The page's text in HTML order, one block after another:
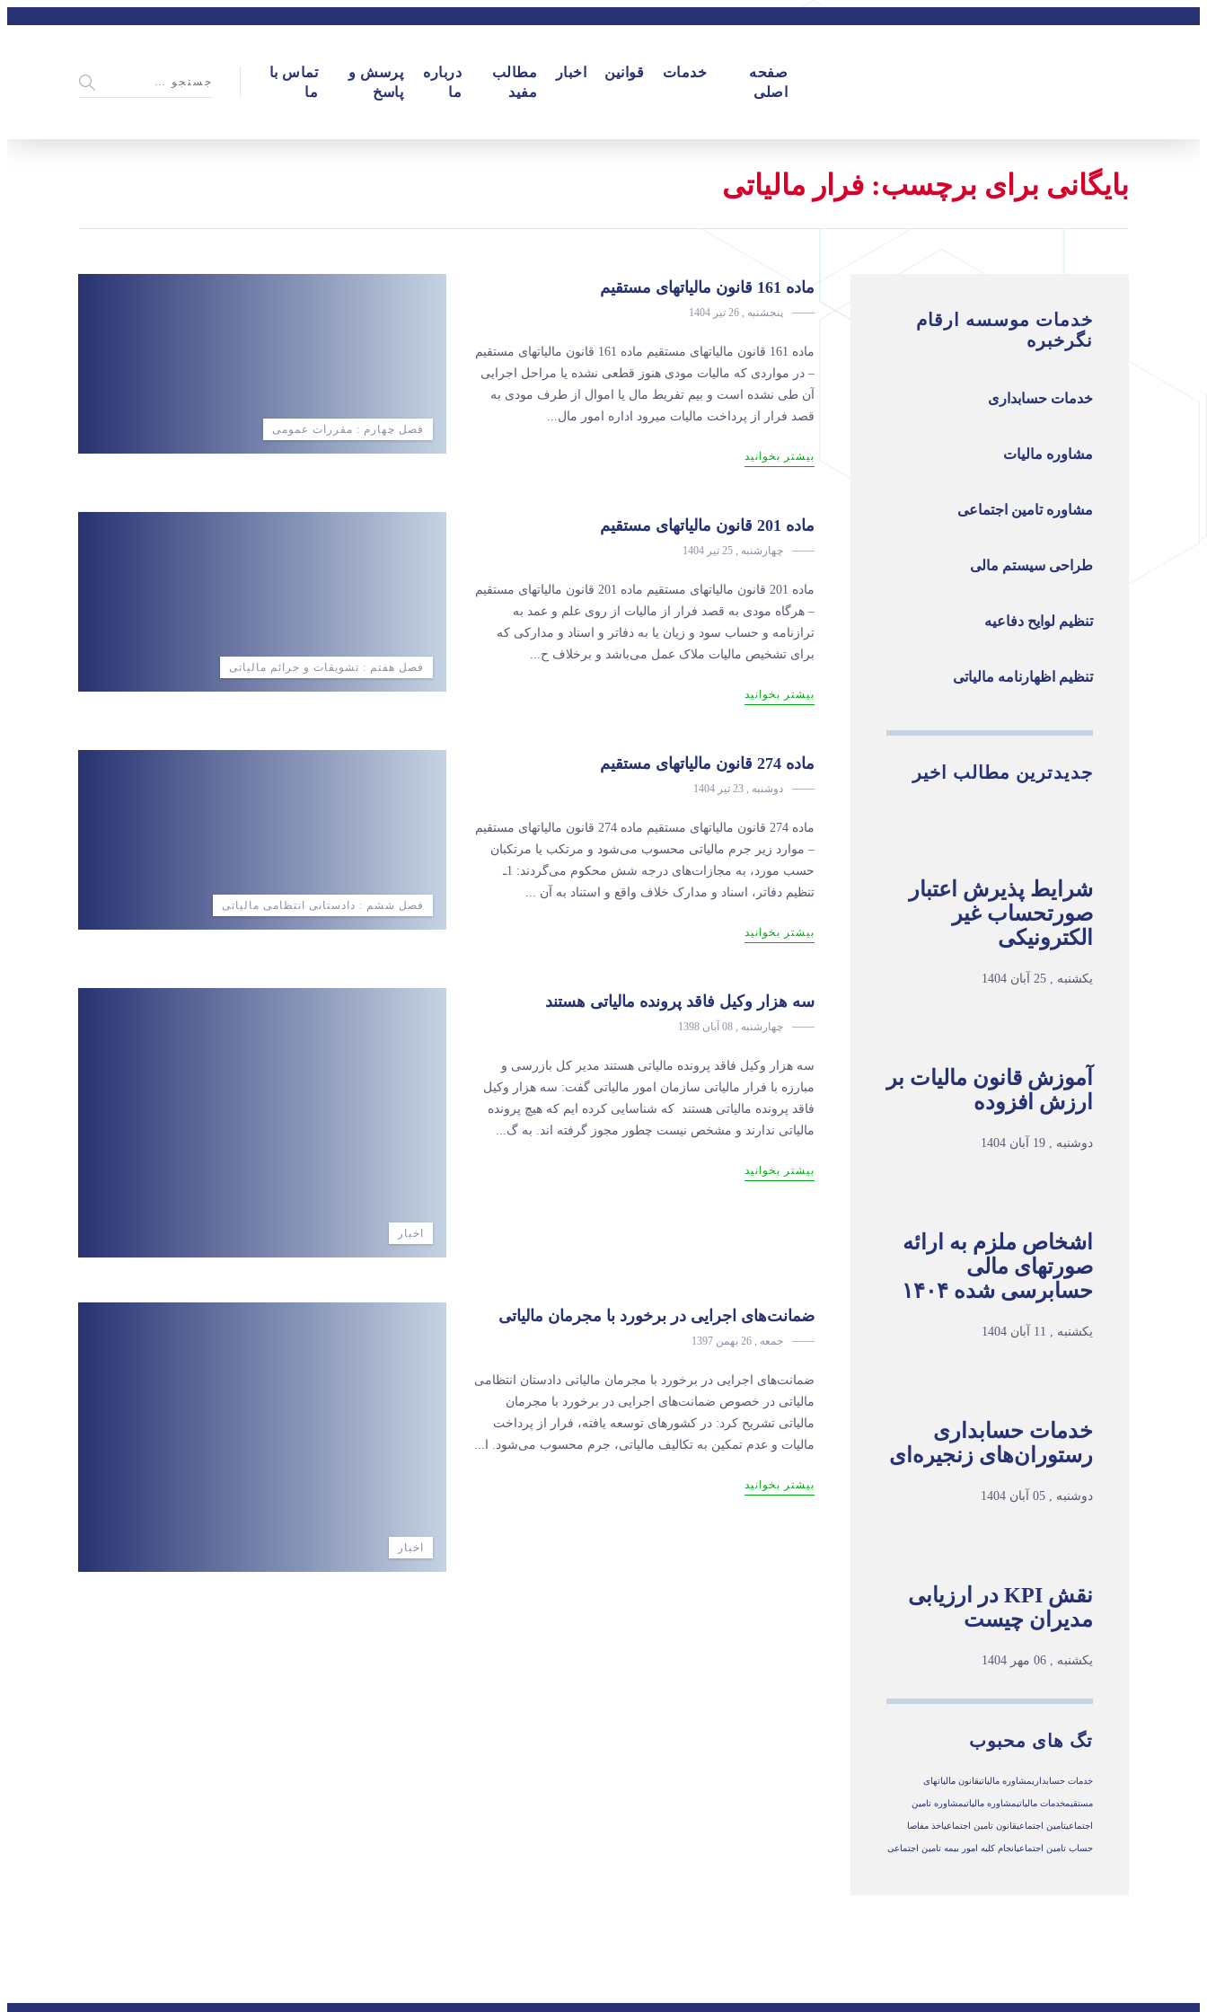
صفحه
اصلی
خدمات قوانین اخبار
مطالب
مفید
درباره
ما
پرسش و
پاسخ
تماس با
ما
بایگانی برای برچسب: فرار مالیاتی
فصل چهارم : مقررات عمومی
ماده 161 قانون مالیاتهای مستقیم
پنجشنبه , 26 تیر 1404
ماده 161 قانون مالیاتهای مستقیم ماده 161 قانون مالیاتهای مستقیم
– در مواردی که مالیات مودی هنوز قطعی نشده یا مراحل اجرایی
آن طی نشده است و بیم تفریط مال یا اموال از طرف مودی به
قصد فرار از پرداخت مالیات می­رود اداره امور مال...
بیشتر بخوانید
فصل هفتم : تشویقات و جرائم مالیاتی
ماده 201 قانون مالیاتهای مستقیم
چهارشنبه , 25 تیر 1404
ماده 201 قانون مالیاتهای مستقیم ماده 201 قانون مالیاتهای مستقیم
– هرگاه مودی به قصد فرار از مالیات از روی علم و عمد به
ترازنامه و حساب سود و زیان یا به دفاتر و اسناد و مدارکی که
برای تشخیص ‌مالیات ملاک عمل می‌باشد و برخلاف ح...
بیشتر بخوانید
فصل ششم : دادستانی انتظامی مالیاتی
ماده 274 قانون مالیاتهای مستقیم
دوشنبه , 23 تیر 1404
ماده 274 قانون مالیاتهای مستقیم ماده 274 قانون مالیاتهای مستقیم
– موارد زیر جرم مالیاتی محسوب می‌شود و مرتکب یا مرتکبان
حسب ‌مورد، به مجازات‌های درجه شش محکوم می‌گردند: 1ـ
تنظیم دفاتر، اسناد و مدارک خلاف واقع و استناد به آن ...
بیشتر بخوانید
اخبار
سه هزار وکیل فاقد پرونده مالیاتی هستند
چهارشنبه , 08 آبان 1398
سه هزار وکیل فاقد پرونده مالیاتی هستند مدیر کل بازرسی و
مبارزه با فرار مالیاتی سازمان امور مالیاتی گفت: سه هزار وکیل
فاقد پرونده مالیاتی هستند که شناسایی کرده ایم که هیچ پرونده
مالیاتی ندارند و مشخص نیست چطور مجوز گرفته اند. به گ...
بیشتر بخوانید
اخبار
ضمانت‌های اجرایی در برخورد با مجرمان مالیاتی
جمعه , 26 بهمن 1397
ضمانت‌های اجرایی در برخورد با مجرمان مالیاتی دادستان انتظامی
مالیاتی در خصوص ضمانت‌های اجرایی در برخورد با مجرمان
مالیاتی تشریح کرد: در کشورهای توسعه‌ یافته، فرار از پرداخت
مالیات و عدم تمکین به تکالیف مالیاتی، جرم محسوب می‌شود. ا...
بیشتر بخوانید
خدمات موسسه ارقام
نگرخبره
خدمات حسابداری
مشاوره مالیات
مشاوره تامین اجتماعی
طراحی سیستم مالی
تنظیم لوایح دفاعیه
تنظیم اظهارنامه مالیاتی
جدیدترین مطالب اخیر
شرایط پذیرش اعتبار
صورتحساب غیر
الکترونیکی
یکشنبه , 25 آبان 1404
آموزش قانون مالیات بر
ارزش افزوده
دوشنبه , 19 آبان 1404
اشخاص ملزم به ارائه
صورتهای مالی
حسابرسی شده ۱۴۰۴
یکشنبه , 11 آبان 1404
خدمات حسابداری
رستوران‌های زنجیره‌ای
دوشنبه , 05 آبان 1404
نقش KPI در ارزیابی
مدیران چیست
یکشنبه , 06 مهر 1404
تگ های محبوب
خدمات حسابداریمشاوره مالیاتیقانون مالیاتهای
مستقیمخدمات مالیاتیمشاوره مالياتيمشاوره تامین
اجتماعیتامین اجتماعیقانون تامین اجتماعیاخذ مفاصا
حساب تامین اجتماعیانجام کلیه امور بیمه تامین اجتماعی